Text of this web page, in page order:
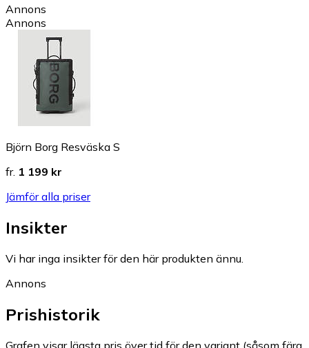
Annons
Annons
Björn Borg Resväska S
fr. 1 199 kr
Jämför alla priser
Insikter
Vi har inga insikter för den här produkten ännu.
Annons
Prishistorik
Grafen visar lägsta pris över tid för den variant (såsom färg